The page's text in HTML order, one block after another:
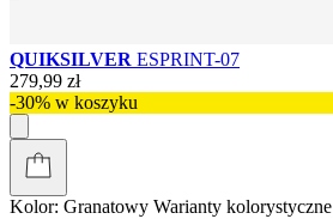
QUIKSILVER ESPRINT-07
279,99 zł
-30% w koszyku
Kolor: Granatowy Warianty kolorystyczne